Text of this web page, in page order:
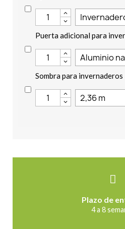
Puerta adicional para
Sombra para
Plazo de
4 a 8